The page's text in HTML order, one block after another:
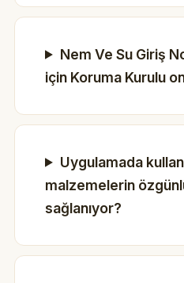
Nem Ve Su Giriş
için Koruma Kurulu
Uygulamada
malzemelerin
sağlanıyor?